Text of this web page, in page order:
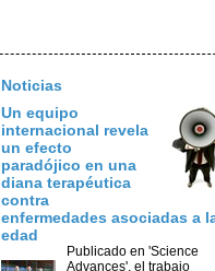
Noticias
Un equipo
internacional revela
un efecto
paradójico en una
diana terapéutica
contra
enfermedades asociadas a
edad
Publicado en 'Science
Advances', el trabajo